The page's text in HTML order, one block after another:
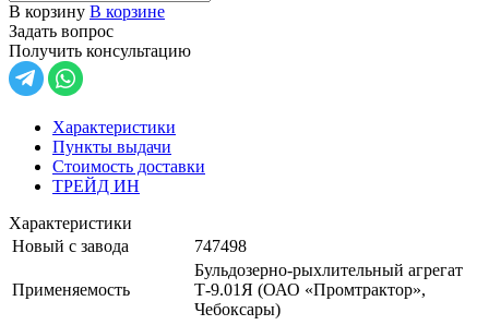
В корзину В корзине
Задать вопрос
Получить консультацию
Характеристики
Пункты выдачи
Стоимость доставки
ТРЕЙД ИН
Характеристики
Новый с завода
747498
Применяемость
Бульдозерно-рыхлительный агрегат
Т-9.01Я (ОАО «Промтрактор»,
Чебоксары)